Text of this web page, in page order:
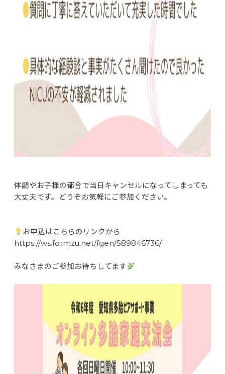
体調やお子様の都合で当日キャンセルになってしまっても
大丈夫です。どうぞお気軽にご参加ください。
お申込はこちらのリンクから
https://ws.formzu.net/fgen/S89846736/
みなさまのご参加お待ちしてます